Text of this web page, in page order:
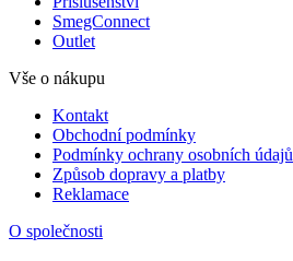
SmegConnect
Outlet
Vše o nákupu
Kontakt
Obchodní podmínky
Podmínky ochrany osobních údajů
Způsob dopravy a platby
Reklamace
O společnosti